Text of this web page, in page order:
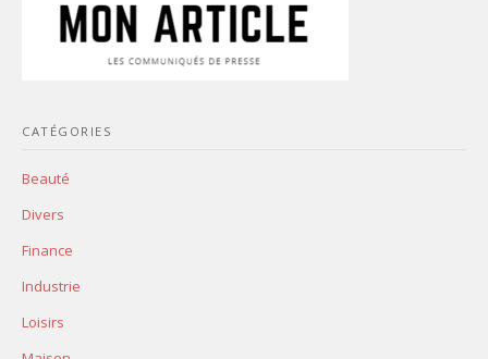
CATÉGORIES
Beauté
Divers
Finance
Industrie
Loisirs